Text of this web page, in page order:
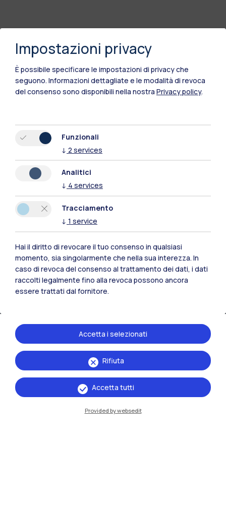
Polimi Community
Tutti i siti dell’ecosistema
Residenze
IT EN
Sedi
Milano Leonardo
Impostazioni privacy
È possibile specificare le impostazioni di privacy che
seguono. Informazioni dettagliate e le modalità di revoca
del consenso sono disponibili nella nostra Privacy policy.
Funzionali
↓ 2 services
Analitici
↓ 4 services
Tracciamento
↓ 1 service
Hai il diritto di revocare il tuo consenso in qualsiasi
momento, sia singolarmente che nella sua interezza. In
caso di revoca del consenso al trattamento dei dati, i dati
raccolti legalmente fino alla revoca possono ancora
essere trattati dal fornitore.
Rifiuta
Accetta i selezionati
Accetta tutti
Provided by websedit